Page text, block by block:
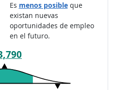
Es menos posibleque
existan nuevas
oportunidades de empleo
en el futuro.